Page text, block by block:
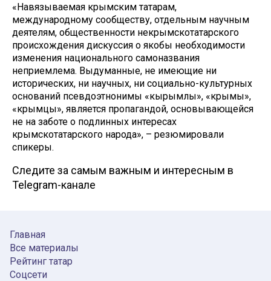
«Навязываемая крымским татарам,
международному сообществу, отдельным научным
деятелям, общественности некрымскотатарского
происхождения дискуссия о якобы необходимости
изменения национального самоназвания
неприемлема. Выдуманные, не имеющие ни
исторических, ни научных, ни социально-культурных
оснований псевдоэтнонимы «кырымлы», «крымы»,
«крымцы», является пропагандой, основывающейся
не на заботе о подлинных интересах
крымскотатарского народа», – резюмировали
спикеры.
Следите за самым важным и интересным в
Telegram-канале
Главная
Все материалы
Рейтинг татар
Соцсети